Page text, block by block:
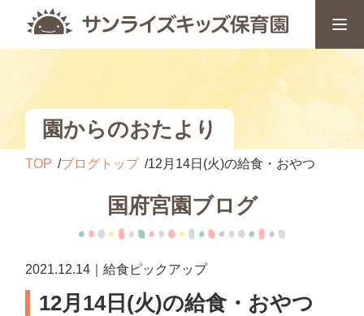
園からのおたより
TOP ブログトップ 12月14日(火)の給食・おやつ
国府宮園ブログ
2021.12.14｜給食ピックアップ
12月14日(火)の給食・おやつ